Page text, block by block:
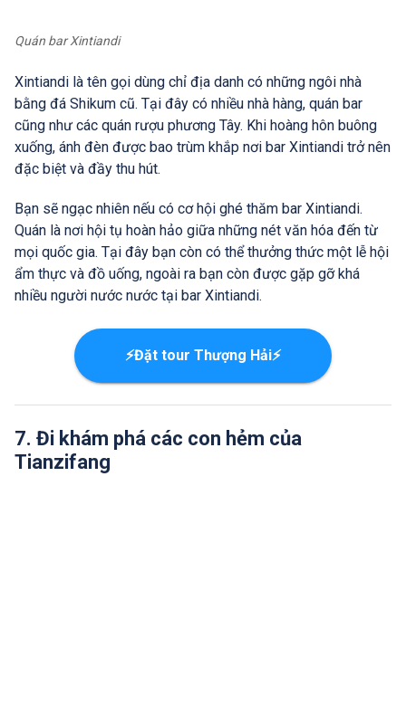
Quán bar Xintiandi
Xintiandi là tên gọi dùng chỉ địa danh có những ngôi nhà
bằng đá Shikum cũ. Tại đây có nhiều nhà hàng, quán bar
cũng như các quán rượu phương Tây. Khi hoàng hôn buông
xuống, ánh đèn được bao trùm khắp nơi bar Xintiandi trở nên
đặc biệt và đầy thu hút.
Bạn sẽ ngạc nhiên nếu có cơ hội ghé thăm bar Xintiandi.
Quán là nơi hội tụ hoàn hảo giữa những nét văn hóa đến từ
mọi quốc gia. Tại đây bạn còn có thể thưởng thức một lễ hội
ẩm thực và đồ uống, ngoài ra bạn còn được gặp gỡ khá
nhiều người nước nước tại bar Xintiandi.
⚡Đặt tour Thượng Hải⚡
7. Đi khám phá các con hẻm của
Tianzifang